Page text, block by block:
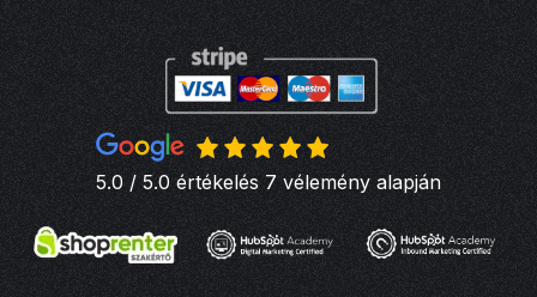
5.0 / 5.0 értékelés 7 vélemény alapján